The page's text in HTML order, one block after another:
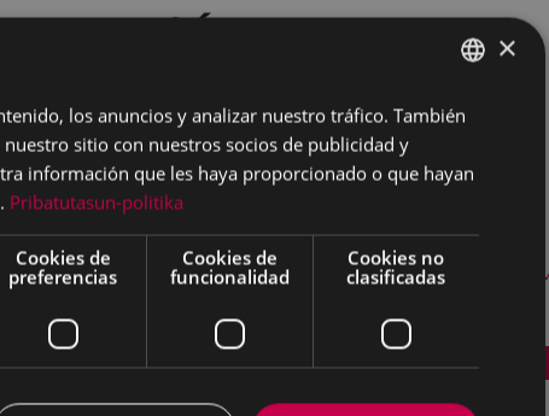
contó
Descargar el
de cookies Contacto Accesibilidad
BASQUE
×
los anuncios y analizar nuestro tráfico. También
sitio con nuestros socios de publicidad y
información que les haya proporcionado o que hayan
Pribatutasun-politika
Cookies de
preferencias
Cookies de
funcionalidad
Cookies no
clasificadas